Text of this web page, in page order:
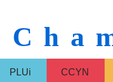
PLUi CCYN